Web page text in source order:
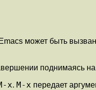
может быть
поднимаясь
x. M-x передает